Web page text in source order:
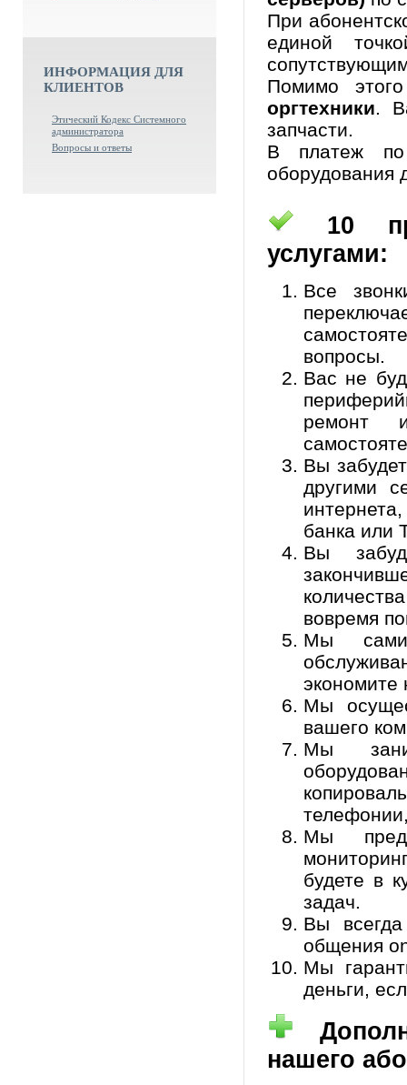
ИНФОРМАЦИЯ ДЛЯ
КЛИЕНТОВ
Этический Кодекс Системного
администратора
Вопросы и ответы
При
единой
Помимо
оргтехники.
запчасти.
В платеж по
оборудования
10
услугами:
Все
вопросы.
Вас не
ремонт
Вы
другими
банка или
Вы
вовремя
Мы сами
экономите
Мы
вашего
Мы
Мы
будете в
задач.
Вы
общения
Мы
деньги,
нашего